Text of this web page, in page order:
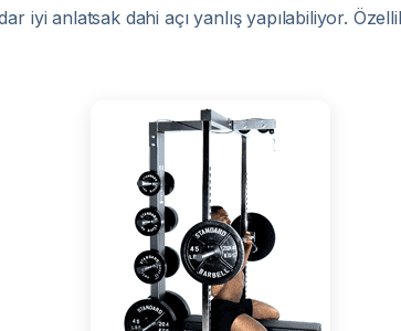
iyi anlatsak dahi açı yanlış yapılabiliyor.